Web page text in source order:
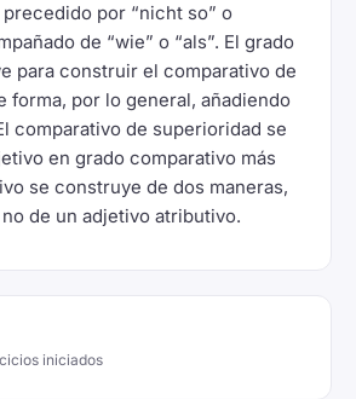
por “nicht so” o
de “wie” o “als”. El grado
para construir el comparativo de
forma, por lo general, añadiendo
comparativo de superioridad se
en grado comparativo más
se construye de dos maneras,
de un adjetivo atributivo.
iniciados